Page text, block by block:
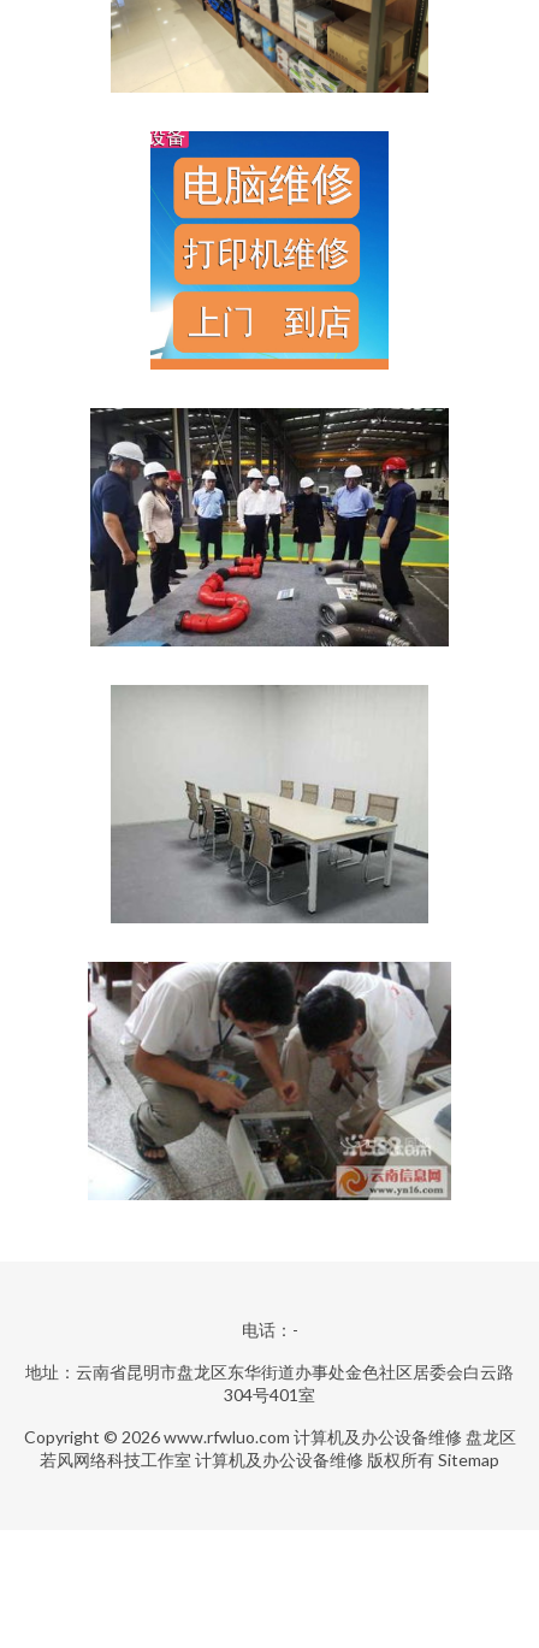
电话：-
地址：云南省昆明市盘龙区东华街道办事处金色社区居委会白云路
304号401室
Copyright © 2026www.rfwluo.com 计算机及办公设备维修 盘龙区
若风网络科技工作室 计算机及办公设备维修 版权所有Sitemap